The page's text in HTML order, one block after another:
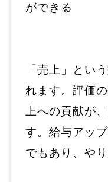
ができる
「売上」とい
れます。評価
上への貢献が
す。給与アッ
でもあり、や